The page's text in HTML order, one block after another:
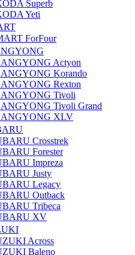
Superb
Yeti
ForFour
Actyon
Korando
Rexton
Tivoli
Tivoli Grand
XLV
Crosstrek
Forester
Impreza
Justy
Legacy
Outback
Tribeca
XV
Across
Baleno